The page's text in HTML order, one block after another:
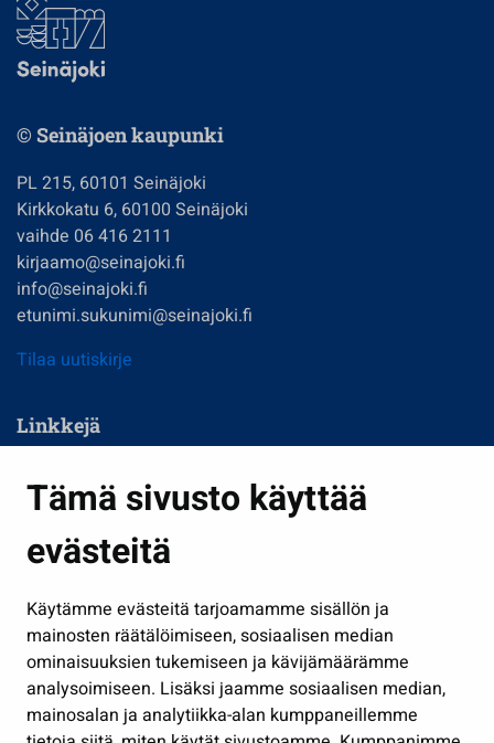
Tämä sivusto käyttää
evästeitä
Käytämme evästeitä tarjoamamme sisällön ja
mainosten räätälöimiseen, sosiaalisen median
ominaisuuksien tukemiseen ja kävijämäärämme
analysoimiseen. Lisäksi jaamme sosiaalisen median,
mainosalan ja analytiikka-alan kumppaneillemme
© Seinäjoen kaupunki
PL 215, 60101 Seinäjoki
Kirkkokatu 6, 60100 Seinäjoki
vaihde 06 416 2111
kirjaamo@seinajoki.fi
info@seinajoki.fi
etunimi.sukunimi@seinajoki.fi
Tilaa uutiskirje
Linkkejä
Kasvatus ja opetus
Kulttuuri ja liikunta
Työ ja yrittäminen
Osallistu ja asioi
Näytä omat evästeasetukseni